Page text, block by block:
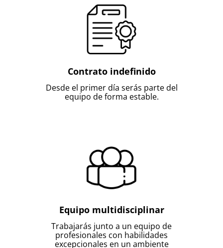
Contrato indefinido
Desde el primer día serás parte del
equipo de forma estable.
Equipo multidisciplinar
Trabajarás junto a un equipo de
profesionales con habilidades
excepcionales en un ambiente